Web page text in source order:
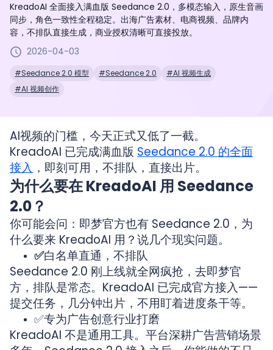
KreadoAI 全面接入满血版 Seedance 2.0，多模态输入，原生音画
同步，角色一致性全程稳定。出海广告素材、电商视频、品牌内
容，不排队直接生成，商业授权清晰可直接投放。
2026-04-03
#Seedance 2.0 模型 #Seedance 2.0
#AI 视频生成
#AI 视频创作
AI视频的门槛，今天正式又低了一截。
KreadoAI 已完成满血版 Seedance 2.0 的全面
接入 ，即刻可用，不排队，直接出片。
为什么要在 KreadoAI 用 Seedance
2.0？
你可能会问：即梦官方也有 Seedance 2.0，为
什么要来 KreadoAI 用？说几个现实问题。
✅白名单直通，不排队
Seedance 2.0 刚上线就全网疯抢，去即梦官
方，排队是常态。KreadoAI 已完成官方接入——
提交任务，几分钟出片，不用盯着进度条干等。
✅专为广告创意行业打磨
KreadoAI 不是通用工具。平台深耕广告营销场景